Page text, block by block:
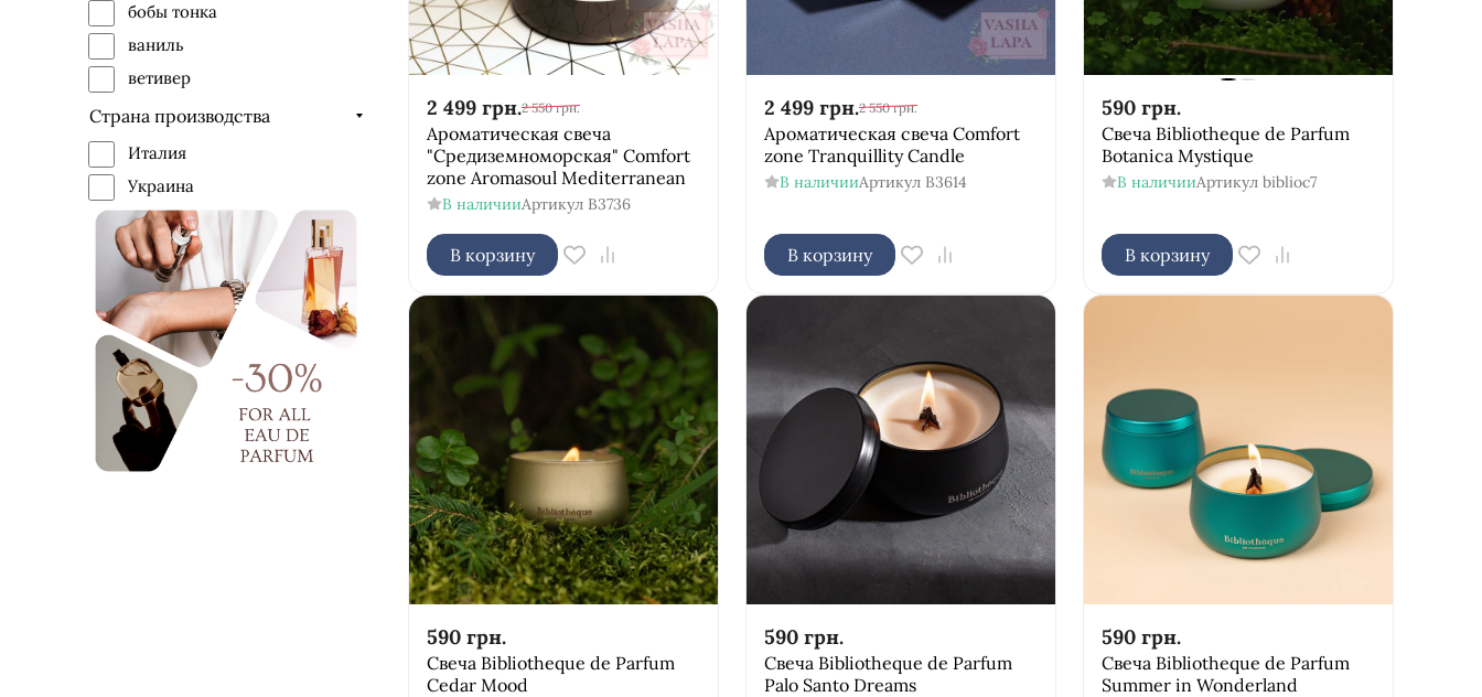
бобы тонка
ваниль
ветивер
водные ноты
герань
жасмин
зелёные ноты
инжир
кардамон
кедр
кожа
лабданум
лаванда
ладан
лайм
Страна производства
Италия
Украина
2 499 грн.2 550 грн.
Ароматическая свеча
"Средиземноморская" Comfort
zone Aromasoul Mediterranean
В наличииАртикул B3736
В корзину
2 499 грн.2 550 грн.
Ароматическая свеча Comfort
zone Tranquillity Candle
В наличииАртикул B3614
В корзину
590 грн.
Свеча Bibliotheque de Parfum
Botanica Mystique
В наличииАртикул biblioc7
В корзину
590 грн.
Свеча Bibliotheque de Parfum
Cedar Mood
590 грн.
Свеча Bibliotheque de Parfum
Palo Santo Dreams
590 грн.
Свеча Bibliotheque de Parfum
Summer in Wonderland